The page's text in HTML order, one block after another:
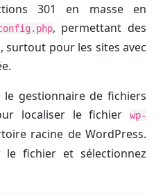
301 en masse en
, permettant des
surtout pour les sites avec
le gestionnaire de fichiers
localiser le fichier
wp-
racine de WordPress.
fichier et sélectionnez